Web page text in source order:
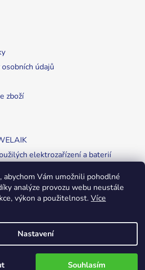
abychom Vám umožnili pohodlné
analýze provozu webu neustále
výkon a použitelnost. Více
Nastavení
Souhlasím
údajů
zboží
elektrozařízení a baterií
RozsvítímeSvět.cz
Vytvořil Shoptet
WELAIK-cesko.cz. Všechna práva